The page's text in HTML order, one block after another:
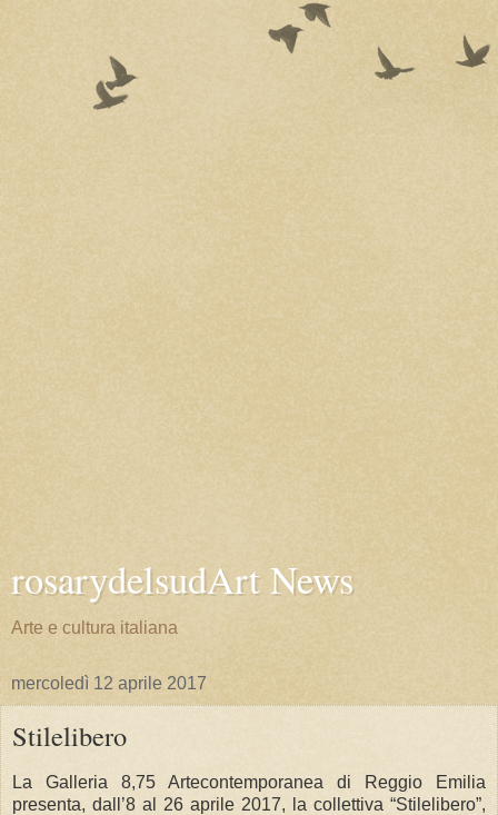
rosarydelsudArt News
Arte e cultura italiana
mercoledì 12 aprile 2017
Stilelibero
La Galleria 8,75 Artecontemporanea di Reggio Emilia
presenta, dall’8 al 26 aprile 2017, la collettiva “Stilelibero”,